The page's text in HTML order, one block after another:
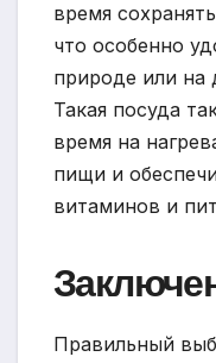
время
что особенно
природе или на
Такая посуда
время на
пищи и
витаминов и
Правильный